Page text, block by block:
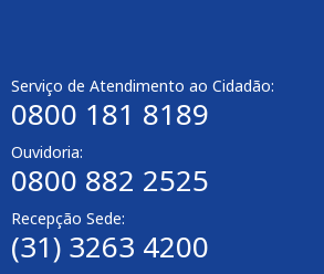
Serviço de Atendimento ao Cidadão:
0800 181 8189
Ouvidoria:
0800 882 2525
Recepção Sede:
(31) 3263 4200